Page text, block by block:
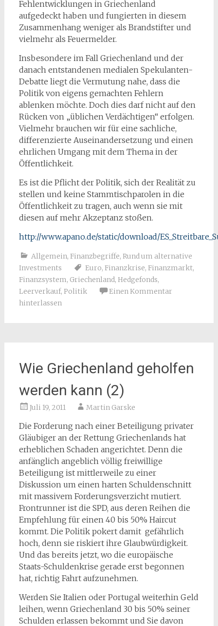
Fehlentwicklungen in Griechenland
aufgedeckt haben und fungierten in diesem
Zusammenhang weniger als Brandstifter und
vielmehr als Feuermelder.
Insbesondere im Fall Griechenland und der
danach entstandenen medialen Spekulanten-
Debatte liegt die Vermutung nahe, dass die
Politik von eigens gemachten Fehlern
ablenken möchte. Doch dies darf nicht auf den
Rücken von „üblichen Verdächtigen“ erfolgen.
Vielmehr brauchen wir für eine sachliche,
differenzierte Auseinandersetzung und einen
ehrlichen Umgang mit dem Thema in der
Öffentlichkeit.
Es ist die Pflicht der Politik, sich der Realität zu
stellen und keine Stammtischparolen in die
Öffentlichkeit zu tragen, auch wenn sie mit
diesen auf mehr Akzeptanz stoßen.
http://www.apano.de/static/download/
Allgemein, Finanzbegriffe, Rund um alternative
Investments
Euro, Finanzkrise, Finanzmarkt,
Finanzsystem, Griechenland, Hedgefonds,
Leerverkauf, Politik
Einen Kommentar
hinterlassen
Wie Griechenland geholfen
werden kann (2)
Juli 19, 2011 Martin Garske
Die Forderung nach einer Beteiligung privater
Gläubiger an der Rettung Griechenlands hat
erheblichen Schaden angerichtet. Denn die
anfänglich angeblich völlig freiwillige
Beteiligung ist mittlerweile zu einer
Diskussion um einen harten Schuldenschnitt
mit massivem Forderungsverzicht mutiert.
Frontrunner ist die SPD, aus deren Reihen die
Empfehlung für einen 40 bis 50% Haircut
kommt. Die Politik pokert damit gefährlich
hoch, denn sie riskiert ihre Glaubwürdigkeit.
Und das bereits jetzt, wo die europäische
Staats-Schuldenkrise gerade erst begonnen
hat, richtig Fahrt aufzunehmen.
Werden Sie Italien oder Portugal weiterhin Geld
leihen, wenn Griechenland 30 bis 50% seiner
Schulden erlassen bekommt und Sie davon